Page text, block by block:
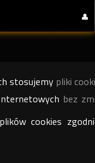
stosujemy pliki
bez
cookies